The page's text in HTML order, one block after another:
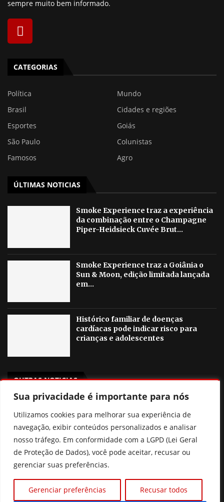
Sua privacidade é importante para nós
Utilizamos cookies para melhorar sua experiência de
navegação, exibir conteúdos personalizados e analisar
nosso tráfego. Em conformidade com a LGPD (Lei Geral
de Proteção de Dados), você pode aceitar, recusar ou
gerenciar suas preferências.
Gerenciar preferências Recusar todos
sempre muito bem informado.
CATEGORIAS
Política
Mundo
Brasil
Cidades e regiões
Esportes
Goiás
São Paulo
Colunistas
Famosos
Agro
ÚLTIMAS NOTICIAS
Smoke Experience traz a experiência
da combinação entre o Champagne
Piper-Heidsieck Cuvée Brut...
Smoke Experience traz a Goiânia o
Sun & Moon, edição limitada lançada
em...
Histórico familiar de doenças
cardíacas pode indicar risco para
crianças e adolescentes
OUTRAS NOTICIAS
contra a violência à mulher
Poliana Rocha elogia Zé Felipe e Neymar como pais
Prefeitura de Goiânia discute mudanças nas regras de
consignados para servidores
Xuxa revela que pensou em deixar o Brasil por